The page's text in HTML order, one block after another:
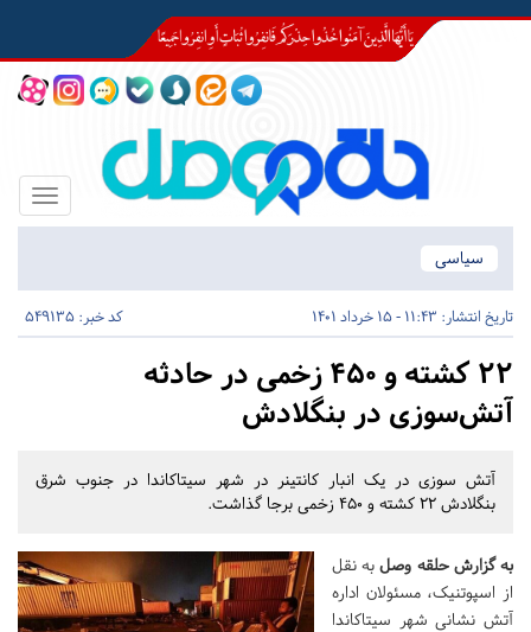
Toggle
سیاسی
تاریخ انتشار: 11:43 - 15 خرداد 1401 کد خبر: 549135
۲۲ کشته و ۴۵۰ زخمی در حادثه
آتش‌سوزی در بنگلادش
آتش سوزی در یک انبار کانتینر در شهر سیتاکاندا در جنوب شرق
بنگلادش ۲۲ کشته و ۴۵۰ زخمی برجا گذاشت.
به گزارش حلقه وصلبه نقل
از اسپوتنیک، مسئولان اداره
آتش نشانی شهر سیتاکاندا